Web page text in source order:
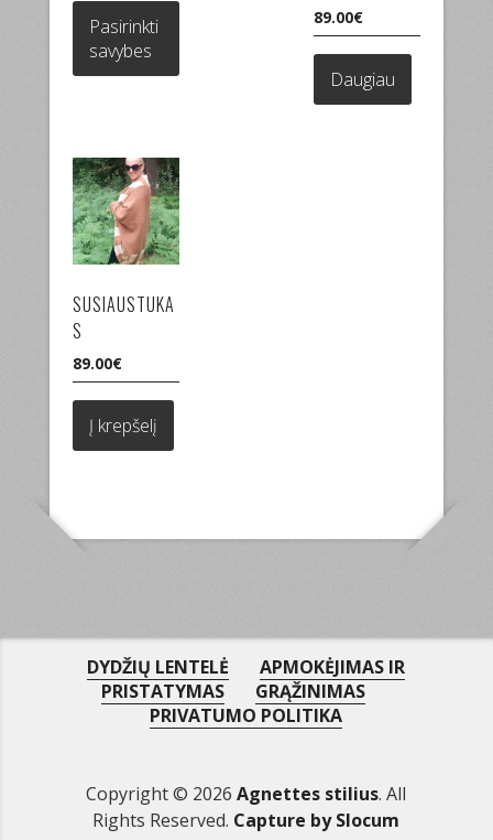
Pasirinkti
savybes
may
be
chosen
on
the
89.00€
Daugiau
SUSIAUSTUKA
S
89.00€
Į krepšelį
DYDŽIŲ LENTELĖ
APMOKĖJIMAS IR
PRISTATYMAS
GRĄŽINIMAS
PRIVATUMO POLITIKA
Copyright © 2026Agnettes stilius. All
Rights Reserved. Capture by Slocum